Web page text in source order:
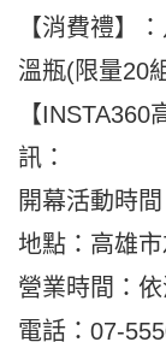
【消費禮】
溫瓶(限量20
【
訊：
開幕活動時
地點：高雄
營業時間：
電話：07-